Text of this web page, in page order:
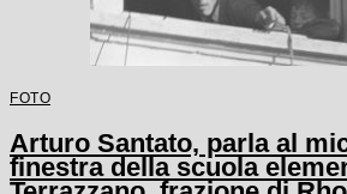
FOTO
Arturo Santato, parla al
finestra della scuola